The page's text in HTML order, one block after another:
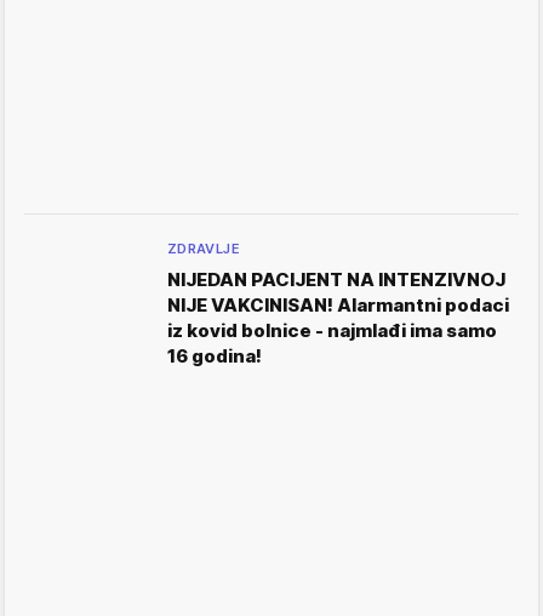
ZDRAVLJE
NIJEDAN PACIJENT NA INTENZIVNOJ
NIJE VAKCINISAN! Alarmantni podaci
iz kovid bolnice - najmlađi ima samo
16 godina!